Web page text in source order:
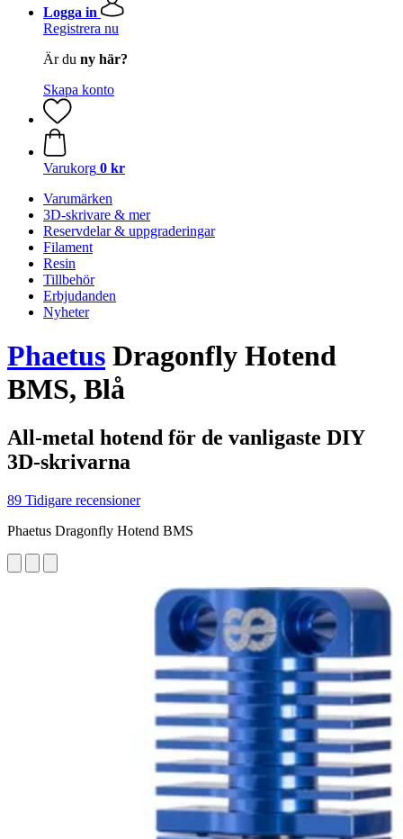
Logga in
Registrera nu
Är du ny här?
Skapa konto
Varukorg 0 kr
Varumärken
3D-skrivare & mer
Reservdelar & uppgraderingar
Filament
Resin
Tillbehör
Erbjudanden
Nyheter
Phaetus Dragonfly Hotend
BMS, Blå
All-metal hotend för de vanligaste DIY
3D-skrivarna
89 Tidigare recensioner
Phaetus Dragonfly Hotend BMS